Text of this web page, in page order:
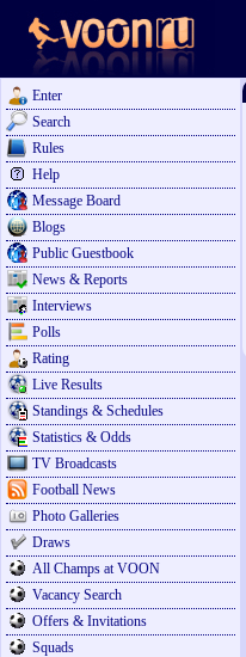
Enter
Search
Rules
Help
Message Board
Blogs
Public Guestbook
News & Reports
Interviews
Polls
Rating
Live Results
Standings & Schedules
Statistics & Odds
TV Broadcasts
Football News
Photo Galleries
Draws
All Champs at VOON
Vacancy Search
Offers & Invitations
Squads